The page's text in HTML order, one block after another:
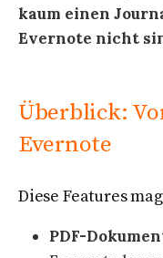
kaum einen
Evernote nicht
Überblick:
Evernote
Diese Features
PDF-